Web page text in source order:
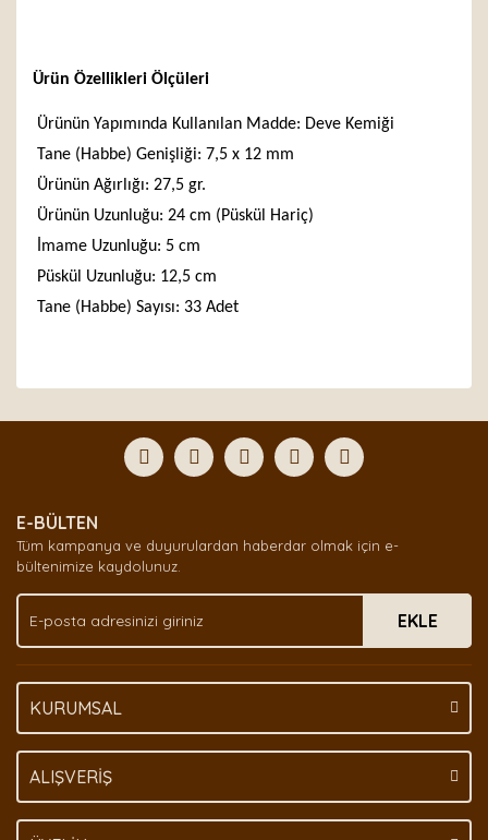
Ürün Özellikleri Ölçüleri
Ürünün Yapımında Kullanılan Madde: Deve Kemiği
Tane (Habbe) Genişliği: 7,5 x 12 mm
Ürünün Ağırlığı: 27,5 gr.
Ürünün Uzunluğu: 24 cm (Püskül Hariç)
İmame Uzunluğu: 5 cm
Püskül Uzunluğu: 12,5 cm
Tane (Habbe) Sayısı: 33 Adet
Yorum Yaz
formunu kullanarak tarafımıza iletebilirsiniz.
Görüş ve önerileriniz için teşekkür ederiz.
Ürün açıklamasında eksik bilgiler bulunuyor.
Ürün bilgilerinde hatalar bulunuyor.
Bu ürüne benzer farklı alternatifler olmalı.
E-BÜLTEN
Tüm kampanya ve duyurulardan haberdar olmak için e-
bültenimize kaydolunuz.
EKLE
KURUMSAL
ALIŞVERİŞ